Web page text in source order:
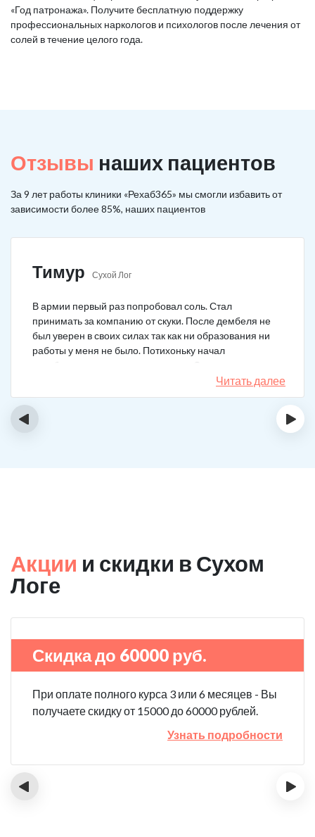
«Год патронажа». Получите бесплатную поддержку
профессиональных наркологов и психологов после лечения от
солей в течение целого года.
Отзывы наших пациентов
За 9 лет работы клиники «Рехаб365» мы смогли избавить от
зависимости более 85%, наших пациентов
Тимур Сухой Лог
В армии первый раз попробовал соль. Стал
принимать за компанию от скуки. После дембеля не
был уверен в своих силах так как ни образования ни
работы у меня не было. Потихоньку начал
зарабатывать и тратить их на соль. Спустя год завел
девушку и ей не нравилось мое пристрастие к
наркотикам. Пошел на лечение, чтобы ее не потерять.
Читать далее
‹ ›
Акции и скидки в Сухом
Логе
Скидка до 60000 руб.
При оплате полного курса 3 или 6 месяцев - Вы
получаете скидку от 15000 до 60000 рублей.
Узнать подробности
‹ ›